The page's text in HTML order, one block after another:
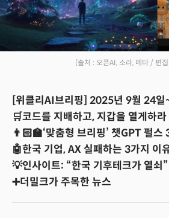
(출처 : 오픈AI, 소라, 메타 / 편
[위클리AI브리핑] 2025년 9월 24일
🛒코드를 지배하고, 지갑을 열게하라
👨🏻‍🏫‘맞춤형 브리핑’ 챗GPT 펄스
🤖한국 기업, AX 실패하는 3가지 이
💡인사이트: “한국 기후테크가 열쇠”
➕더밀크가 주목한 뉴스